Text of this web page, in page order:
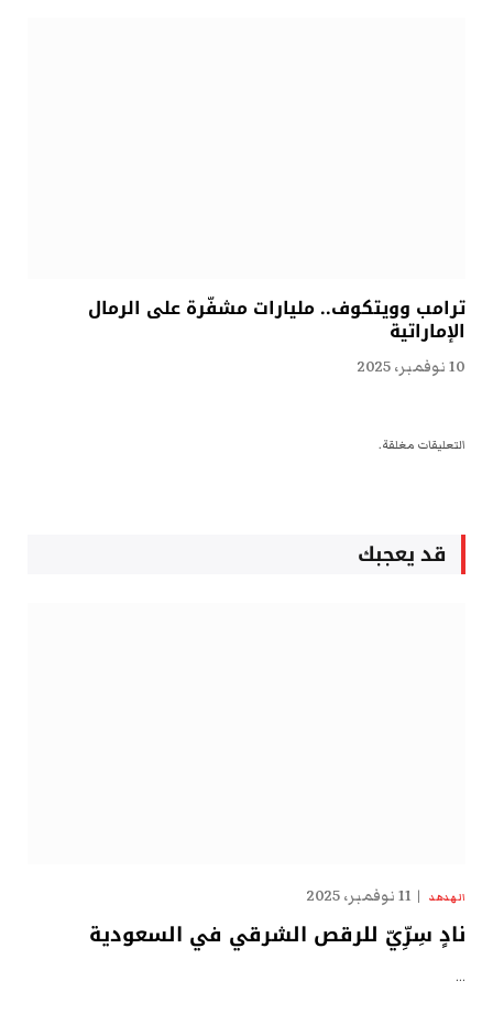
ترامب وويتكوف.. مليارات مشفّرة على الرمال
الإماراتية
10 نوفمبر، 2025
التعليقات مغلقة.
قد يعجبك
الهدهد 11 نوفمبر، 2025
نادٍ سِرِّيّ للرقص الشرقي في السعودية
…